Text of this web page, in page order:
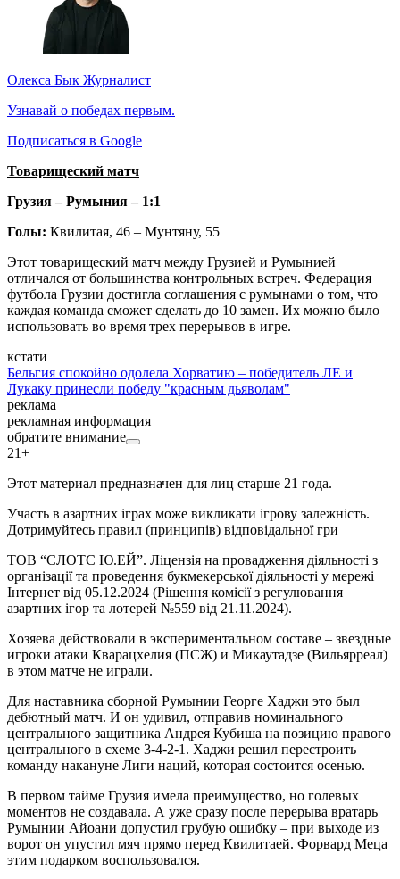
Олекса Бык Журналист
Узнавай о победах первым.
Подписаться в Google
Товарищеский матч
Грузия – Румыния – 1:1
Голы: Квилитая, 46 – Мунтяну, 55
Этот товарищеский матч между Грузией и Румынией
отличался от большинства контрольных встреч. Федерация
футбола Грузии достигла соглашения с румынами о том, что
каждая команда сможет сделать до 10 замен. Их можно было
использовать во время трех перерывов в игре.
кстати
Бельгия спокойно одолела Хорватию – победитель ЛЕ и
Лукаку принесли победу "красным дьяволам"
реклама
рекламная информация
обратите внимание
21+
Этот материал предназначен для лиц старше 21 года.
Участь в азартних іграх може викликати ігрову залежність.
Дотримуйтесь правил (принципів) відповідальної гри
ТОВ “СЛОТС Ю.ЕЙ”. Ліцензія на провадження діяльності з
організації та проведення букмекерської діяльності у мережі
Інтернет від 05.12.2024 (Рішення комісії з регулювання
азартних ігор та лотерей №559 від 21.11.2024).
Хозяева действовали в экспериментальном составе – звездные
игроки атаки Кварацхелия (ПСЖ) и Микаутадзе (Вильярреал)
в этом матче не играли.
Для наставника сборной Румынии Георге Хаджи это был
дебютный матч. И он удивил, отправив номинального
центрального защитника Андрея Кубиша на позицию правого
центрального в схеме 3-4-2-1. Хаджи решил перестроить
команду накануне Лиги наций, которая состоится осенью.
В первом тайме Грузия имела преимущество, но голевых
моментов не создавала. А уже сразу после перерыва вратарь
Румынии Айоани допустил грубую ошибку – при выходе из
ворот он упустил мяч прямо перед Квилитаей. Форвард Меца
этим подарком воспользовался.